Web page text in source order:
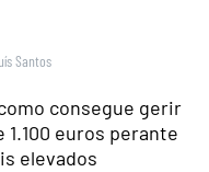
Santos
consegue gerir
euros perante
elevados